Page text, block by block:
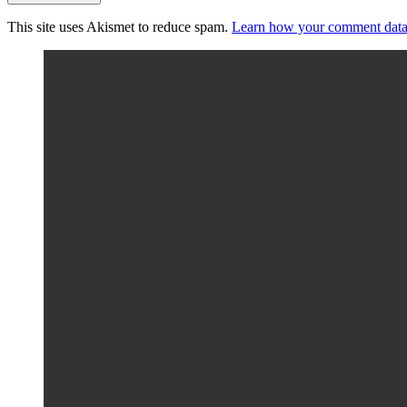
This site uses Akismet to reduce spam. Learn how your comment